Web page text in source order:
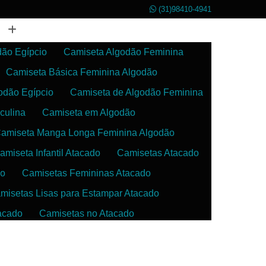
(31)98410-4941
Egípcio
Camiseta Algodão Feminina
Camiseta Básica Feminina Algodão
Egípcio
Camiseta de Algodão Feminina
Camiseta em Algodão
Manga Longa Feminina Algodão
Infantil Atacado
Camisetas Atacado
Camisetas Femininas Atacado
Lisas para Estampar Atacado
Camisetas no Atacado